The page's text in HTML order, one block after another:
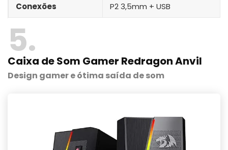
Conexões P2 3,5mm + USB
5
Caixa de Som Gamer Redragon Anvil
Design gamer e ótima saída de som